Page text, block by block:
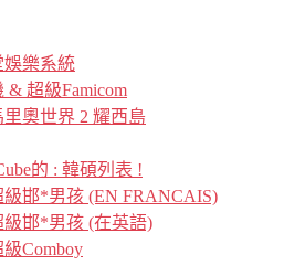
娛樂系統
& 超級Famicom
奧世界 2 耀西島
的 : 韓碩列表 !
級邯*男孩 (EN FRANCAIS)
級邯*男孩 (在英語)
Comboy